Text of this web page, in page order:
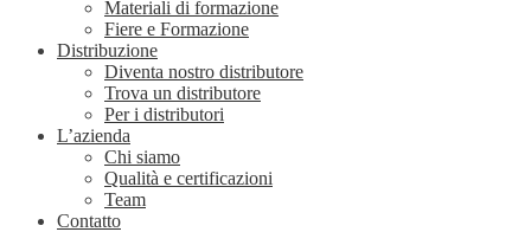
Materiali di formazione
Fiere e Formazione
Distribuzione
Diventa nostro distributore
Trova un distributore
Per i distributori
L’azienda
Chi siamo
Qualità e certificazioni
Team
Contatto